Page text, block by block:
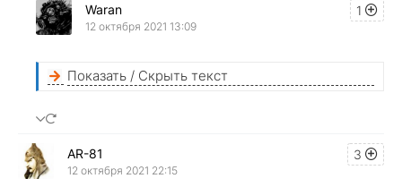
1
Waran
12 октября 2021 13:09
Показать / Скрыть текст
3
AR-81
12 октября 2021 22:15